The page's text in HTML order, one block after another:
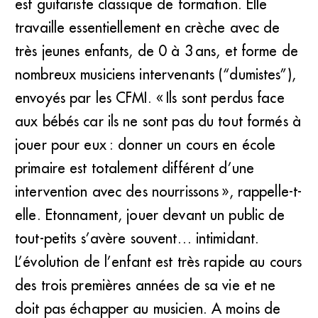
est guitariste classique de formation. Elle
travaille essentiellement en crèche avec de
très jeunes enfants, de 0 à 3 ans, et forme de
nombreux musiciens intervenants (“dumistes”),
envoyés par les CFMI. « Ils sont perdus face
aux bébés car ils ne sont pas du tout formés à
jouer pour eux : donner un cours en école
primaire est totalement différent d’une
intervention avec des nourrissons », rappelle-t-
elle. Etonnament, jouer devant un public de
tout-petits s’avère souvent… intimidant.
L’évolution de l’enfant est très rapide au cours
des trois premières années de sa vie et ne
doit pas échapper au musicien. A moins de